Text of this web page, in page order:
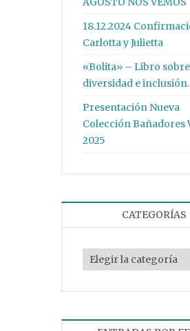
18.12.2024
Carlotta y Julietta
«Bolita» – Libro sobre
diversidad e inclusión.
Presentación Nueva
Colección Bañadores
2025
CATEGORÍAS
Categorías